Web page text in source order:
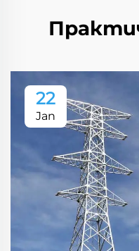
22
Jan